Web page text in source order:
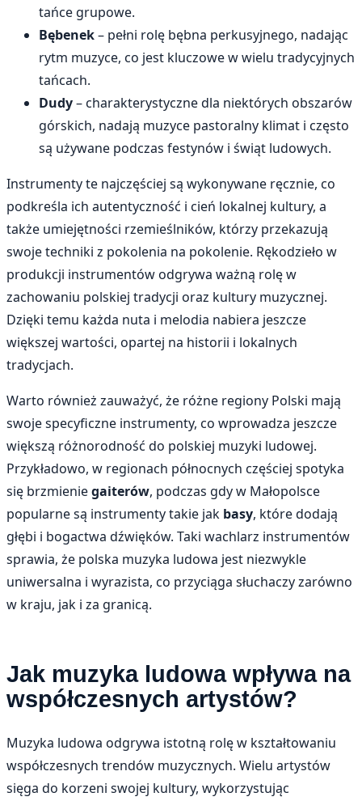
tańce grupowe.
Bębenek– pełni rolę bębna perkusyjnego, nadając
rytm muzyce, co jest kluczowe w wielu tradycyjnych
tańcach.
Dudy– charakterystyczne dla niektórych obszarów
górskich, nadają muzyce pastoralny klimat i często
są używane podczas festynów i świąt ludowych.
Instrumenty te najczęściej są wykonywane ręcznie, co
podkreśla ich autentyczność i cień lokalnej kultury, a
także umiejętności rzemieślników, którzy przekazują
swoje techniki z pokolenia na pokolenie. Rękodzieło w
produkcji instrumentów odgrywa ważną rolę w
zachowaniu polskiej tradycji oraz kultury muzycznej.
Dzięki temu każda nuta i melodia nabiera jeszcze
większej wartości, opartej na historii i lokalnych
tradycjach.
Warto również zauważyć, że różne regiony Polski mają
swoje specyficzne instrumenty, co wprowadza jeszcze
większą różnorodność do polskiej muzyki ludowej.
Przykładowo, w regionach północnych częściej spotyka
się brzmieniegaiterów, podczas gdy w Małopolsce
popularne są instrumenty takie jak basy, które dodają
głębi i bogactwa dźwięków. Taki wachlarz instrumentów
sprawia, że polska muzyka ludowa jest niezwykle
uniwersalna i wyrazista, co przyciąga słuchaczy zarówno
w kraju, jak i za granicą.
Jak muzyka ludowa wpływa na
współczesnych artystów?
Muzyka ludowa odgrywa istotną rolę w kształtowaniu
współczesnych trendów muzycznych. Wielu artystów
sięga do korzeni swojej kultury, wykorzystując